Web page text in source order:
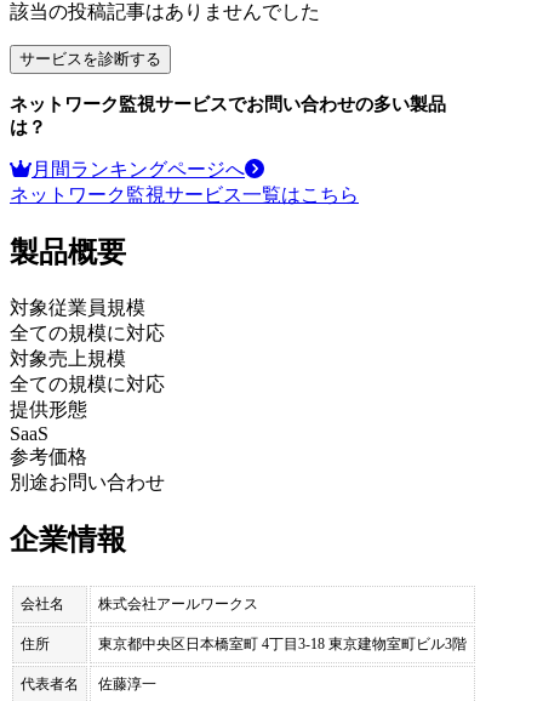
該当の投稿記事はありませんでした
サービスを診断する
ネットワーク監視サービスでお問い合わせの多い製品
は？
月間ランキングページへ
ネットワーク監視サービス一覧はこちら
製品概要
対象従業員規模
全ての規模に対応
対象売上規模
全ての規模に対応
提供形態
SaaS
参考価格
別途お問い合わせ
企業情報
会社名 株式会社アールワークス
住所 東京都中央区日本橋室町 4丁目3-18 東京建物室町ビル3階
代表者名 佐藤淳一